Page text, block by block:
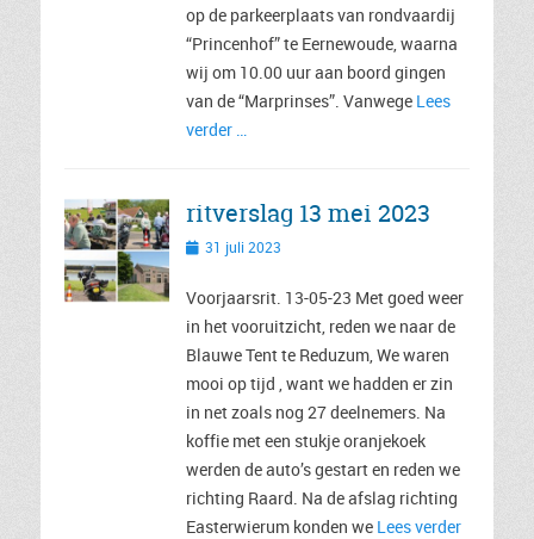
op de parkeerplaats van rondvaardij
“Princenhof” te Eernewoude, waarna
wij om 10.00 uur aan boord gingen
van de “Marprinses”. Vanwege Lees
verder …
ritverslag 13 mei 2023
Geplaatst
31 juli 2023
Voorjaarsrit. 13-05-23 Met goed weer
in het vooruitzicht, reden we naar de
Blauwe Tent te Reduzum, We waren
mooi op tijd , want we hadden er zin
in net zoals nog 27 deelnemers. Na
koffie met een stukje oranjekoek
werden de auto’s gestart en reden we
richting Raard. Na de afslag richting
Easterwierum konden we Lees verder